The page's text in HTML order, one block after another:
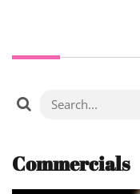
Commercials